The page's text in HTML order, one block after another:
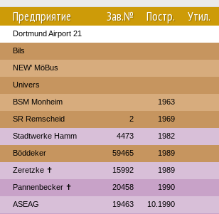
Предприятие Зав.№ Постр. Утил.
Dortmund Airport 21
Bils
NEW' MöBus
Univers
BSM Monheim 1963
SR Remscheid 2 1969
Stadtwerke Hamm 4473 1982
Böddeker 59465 1989
Zeretzke ✝ 15992 1989
Pannenbecker ✝︎ 20458 1990
ASEAG 19463 10.1990